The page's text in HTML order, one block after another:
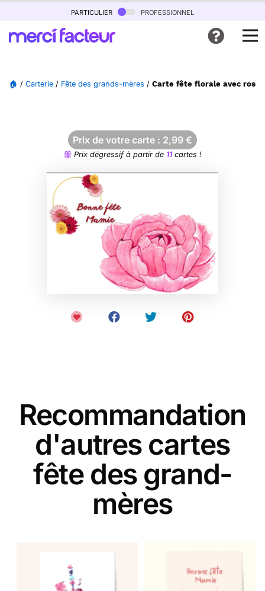
particulier professionnel
🏠 / Carterie / Fête des grands-mères / Carte fête florale avec rose
Prix de votre carte : 2,99 €
Prix dégressif à partir de 11cartes !
Recommandation
d'autres cartes
fête des grand-
mères